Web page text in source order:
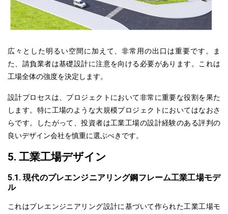
広々とした明るい空間に加えて、非常用の出口は重要です。ま
た、 請負業者は基礎設計に注意を向ける必要があります。これは
工場全体の強度を決定します。
設計プロセスは、 プロジェクト において非常に重要な役割を果た
します。特に工場のような大規模プロジェクトにおいてはなおさ
らです。
したがって
、投資者は工業工場の設計経験のある評判の
良いデザイン会社を慎重に選ぶべきです。
5. 工業工場デザイン
5.1. 現代のプレエンジニアリング鋼フレーム工業工場モデ
ル
これはプレエンジニアリング設計に基づいて作られた工業工場モ